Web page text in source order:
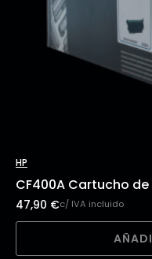
HP
CF400A Cartucho
47,90 €c/ IVA incluido